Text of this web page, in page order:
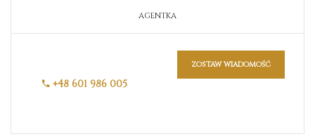
AGENTKA
+48 601 986 005
zostaw wiadomość